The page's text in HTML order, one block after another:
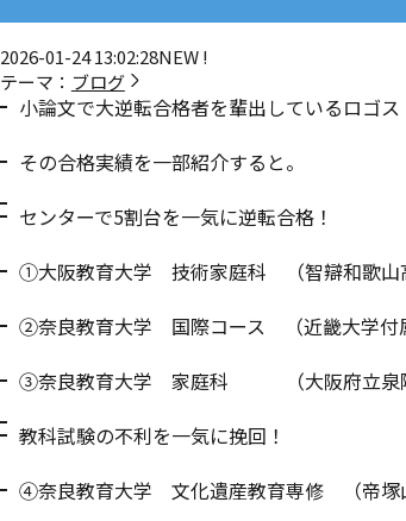
2026-01-24 13:02:28NEW !
テーマ： ブログ
小論文で大逆転合格者を輩出しているロゴス
その合格実績を一部紹介すると。
センターで5割台を一気に逆転合格！
①大阪教育大学 技術家庭科 （智辯和歌山
②奈良教育大学 国際コース （近畿大学付
③奈良教育大学 家庭科 （大阪府立泉
教科試験の不利を一気に挽回！
④奈良教育大学 文化遺産教育専修 （帝塚